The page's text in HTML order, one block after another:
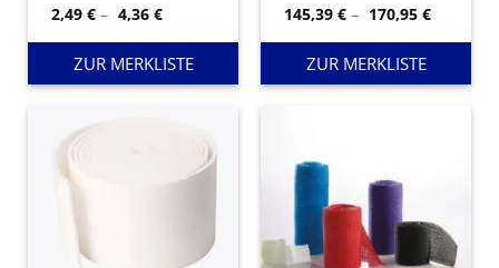
2,49€ – 4,36€Preisspanne:
2,49 €
bis
4,36 €
ZUR MERKLISTE
145,39€ – 170,95€
145,39 €
bis
ZUR MERKLISTE